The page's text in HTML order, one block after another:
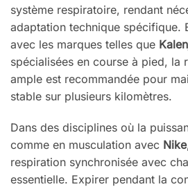
système respiratoire, rendant
adaptation technique spécifique.
avec les marques telles que
spécialisées en course à pied, la
ample est recommandée pour
stable sur plusieurs kilomètres.
Dans des disciplines où la
comme en musculation avec Nike
respiration synchronisée avec
essentielle. Expirer pendant la